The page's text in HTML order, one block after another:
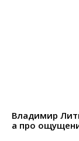
Владимир
а про